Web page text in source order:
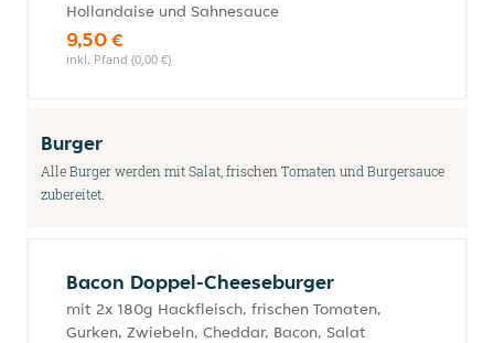
Hollandaise und Sahnesauce
9,50 €
inkl. Pfand (0,00 €)
Burger
Alle Burger werden mit Salat, frischen Tomaten und Burgersauce
zubereitet.
Bacon Doppel-Cheeseburger
mit 2x 180g Hackfleisch, frischen Tomaten,
Gurken, Zwiebeln, Cheddar, Bacon, Salat